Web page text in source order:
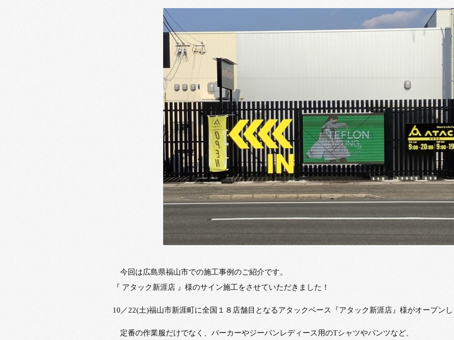
今回は広島県福山市での施工事例のご紹介です。
『 アタック新涯店 』様のサイン施工をさせていただきました！
10／22(土)福山市新涯町に全国１８店舗目となるアタックベース『アタック新涯店』様がオープン
定番の作業服だけでなく、パーカーやジーパンレディース用のTシャツやパンツなど、